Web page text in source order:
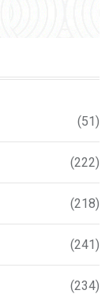
(51)
(222)
(218)
(241)
(234)